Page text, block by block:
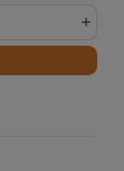
+